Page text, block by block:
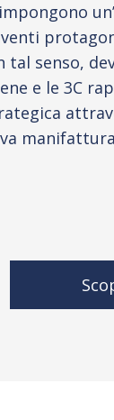
tal senso,
e le 3C